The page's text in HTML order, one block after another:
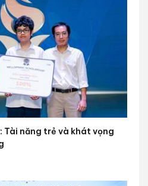
Tài năng trẻ và khát vọng